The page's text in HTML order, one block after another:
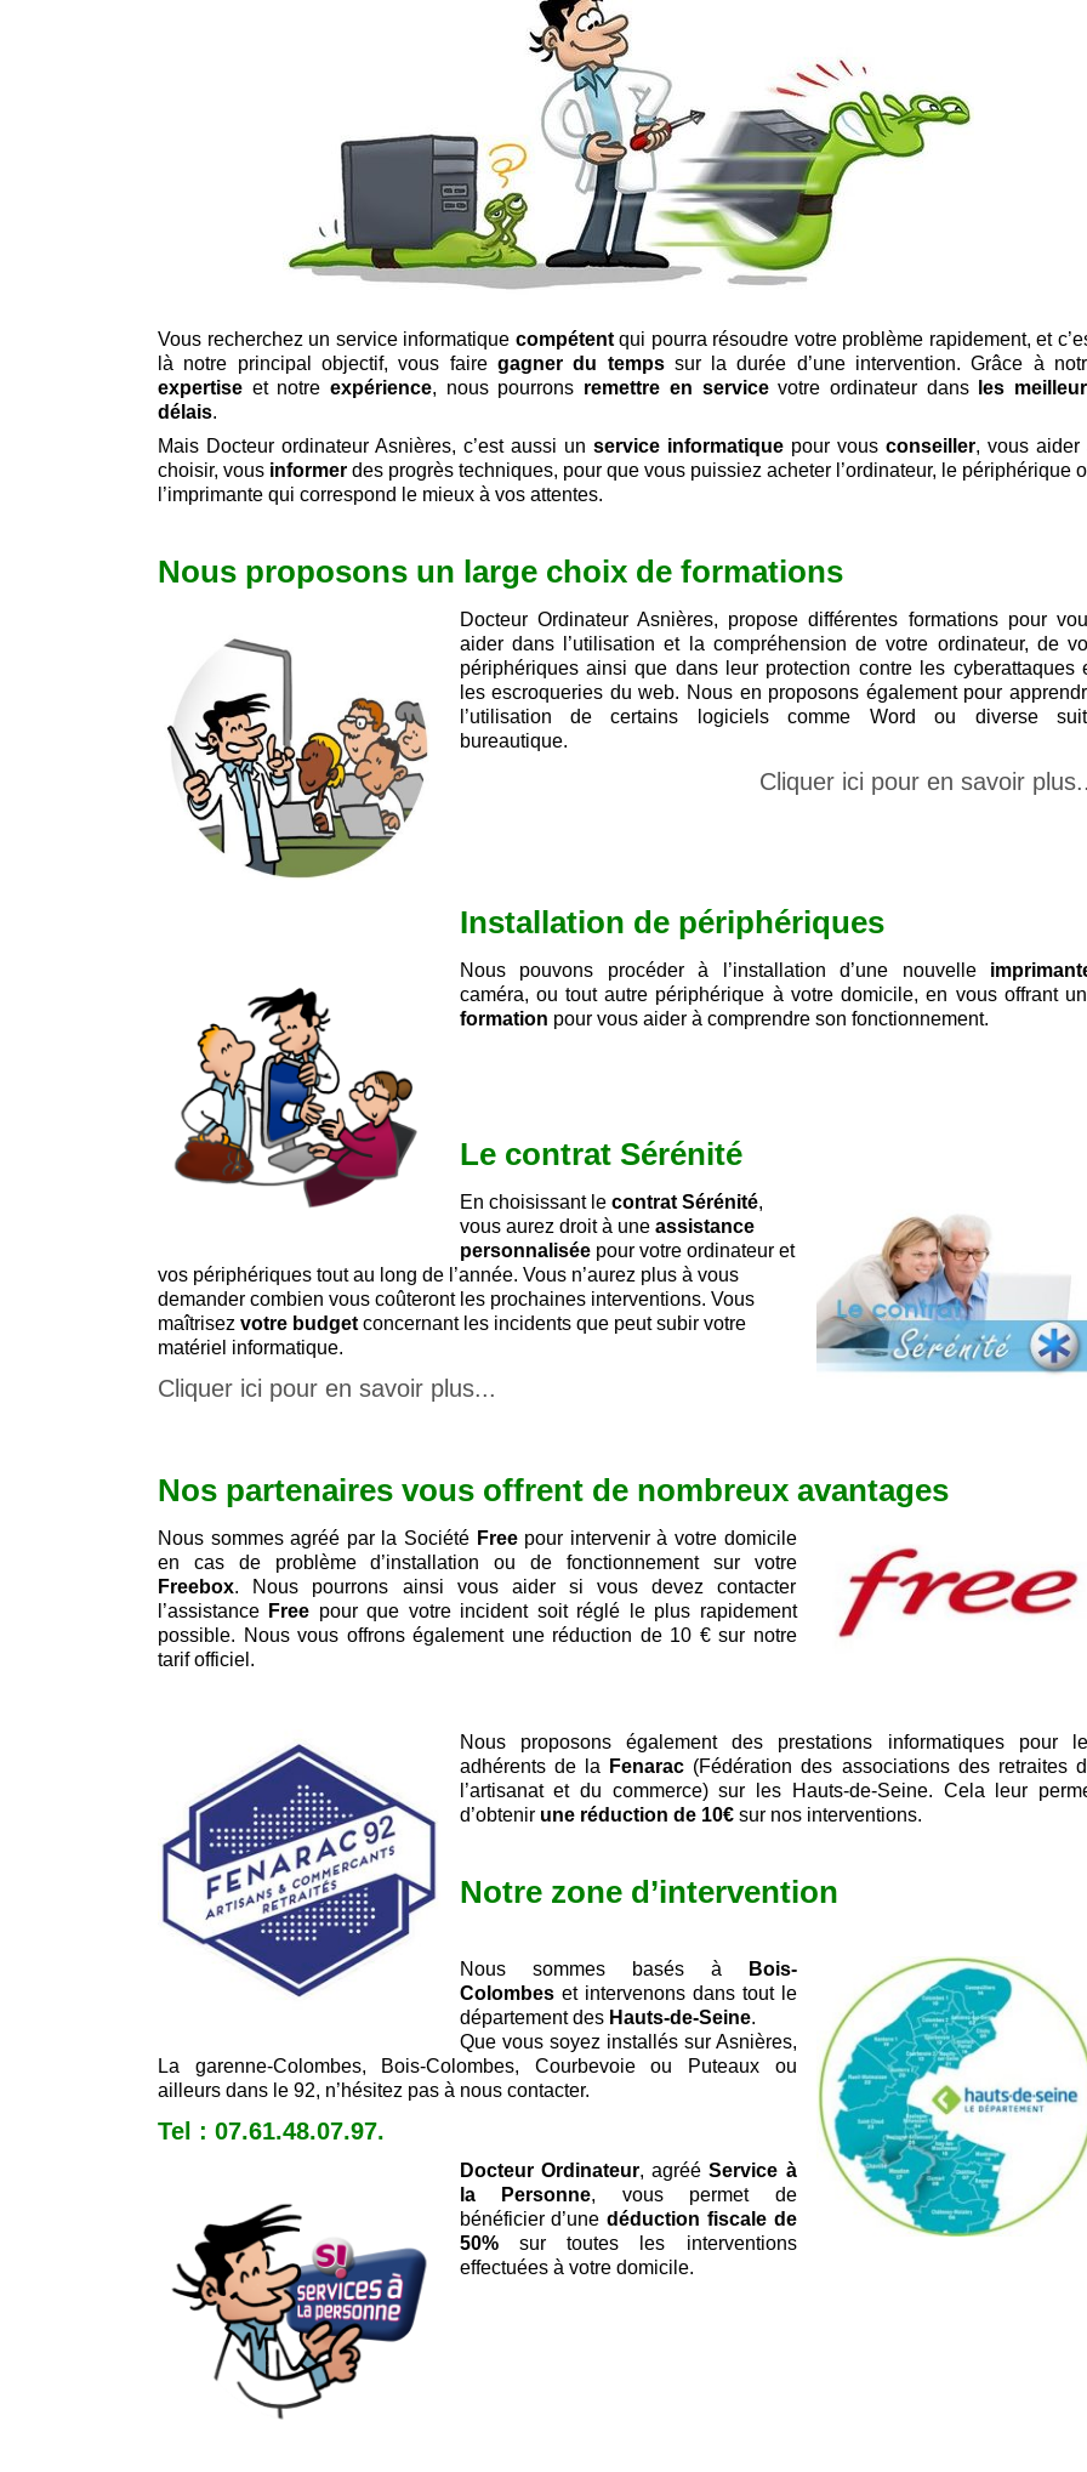
Vous recherchez un service informatique compétentqui pourra résoudre votre problème rapidement, et
là notre principal objectif, vous faire gagner du tempssur la durée d’une intervention. Grâce à
expertise et notreexpérience, nous pourrons remettre en servicevotre ordinateur dans
les
délais.
Mais Docteur ordinateur Asnières, c’est aussi un service informatique pour vous conseiller, vous aider
choisir, vous informer des progrès techniques, pour que vous puissiez acheter l’ordinateur, le périphérique
l’imprimante qui correspond le mieux à vos attentes.
Nous proposons un large choix de formations
Docteur Ordinateur Asnières, propose différentes formations pour
aider dans l’utilisation et la compréhension de votre ordinateur, de
périphériques ainsi que dans leur protection contre les cyberattaques
les escroqueries du web. Nous en proposons également pour
l’utilisation de certains logiciels comme Word ou diverse
bureautique.
Cliquer ici pour en savoir
Installation de périphériques
Nous pouvons procéder à l’installation d’une nouvelle
caméra, ou tout autre périphérique à votre domicile, en vous offrant
formation pour vous aider à comprendre son fonctionnement.
Le contrat Sérénité
En choisissant le contrat Sérénité,
vous aurez droit à une assistance
personnaliséepour votre ordinateur et
vos périphériques tout au long de l’année. Vous n’aurez plus à vous
demander combien vous coûteront les prochaines interventions. Vous
maîtrisez votre budget concernant les incidents que peut subir votre
matériel informatique.
Cliquer ici pour en savoir plus...
Nos partenaires vous offrent de nombreux avantages
Nous sommes agréé par la Société Freepour intervenir à votre domicile
en cas de problème d’installation ou de fonctionnement sur votre
Freebox. Nous pourrons ainsi vous aider si vous devez contacter
l’assistance Free pour que votre incident soit réglé le plus rapidement
possible. Nous vous offrons également une réduction de 10 € sur notre
tarif officiel.
Nous proposons également des prestations informatiques pour
adhérents de la
Fenarac (Fédération des associations des retraites
l’artisanat et du commerce) sur les Hauts-de-Seine. Cela leur
d’obtenir une réduction de 10€sur nos interventions.
Notre zone d’intervention
Nous sommes basés à
Bois-
Colombeset intervenons dans tout le
département des Hauts-de-Seine.
Que vous soyez installés sur Asnières,
La garenne-Colombes, Bois-Colombes, Courbevoie ou Puteaux ou
ailleurs dans le 92, n’hésitez pas à nous contacter.
Tel : 07.61.48.07.97.
Docteur Ordinateur, agrééService à
la Personne, vous permet de
bénéficier d’une déduction fiscale de
50%sur toutes les interventions
effectuées à votre domicile.